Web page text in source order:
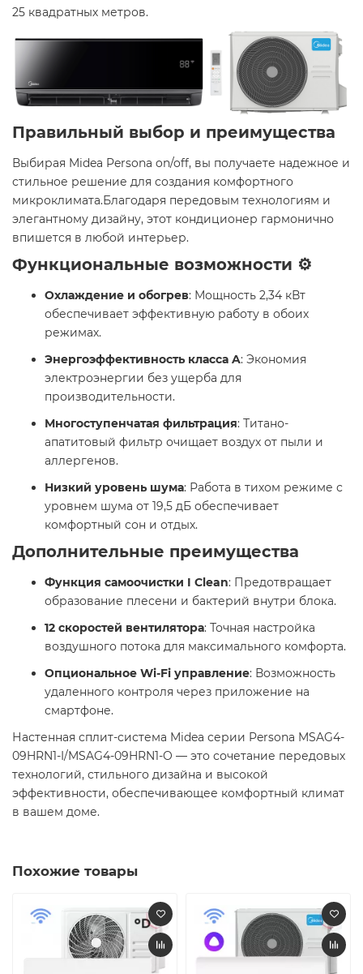
25 квадратных метров. ​
Правильный выбор и преимущества
Выбирая Midea Persona on/off, вы получаете надежное и
стильное решение для создания комфортного
микроклимата.Благодаря передовым технологиям и
элегантному дизайну, этот кондиционер гармонично
впишется в любой интерьер.​
Функциональные возможности ⚙️
Охлаждение и обогрев: Мощность 2,34 кВт
обеспечивает эффективную работу в обоих
режимах.​
Энергоэффективность класса A: Экономия
электроэнергии без ущерба для
производительности.​
Многоступенчатая фильтрация: Титано-
апатитовый фильтр очищает воздух от пыли и
аллергенов.​
Низкий уровень шума: Работа в тихом режиме с
уровнем шума от 19,5 дБ обеспечивает
комфортный сон и отдых.​
Дополнительные преимущества
Функция самоочистки I Clean: Предотвращает
образование плесени и бактерий внутри блока.​
12 скоростей вентилятора: Точная настройка
воздушного потока для максимального комфорта.​
Опциональное Wi-Fi управление: Возможность
удаленного контроля через приложение на
смартфоне.​
Настенная сплит-система Midea серии Persona MSAG4-
09HRN1-I/MSAG4-09HRN1-O — это сочетание передовых
технологий, стильного дизайна и высокой
эффективности, обеспечивающее комфортный климат
в вашем доме.​
Похожие товары